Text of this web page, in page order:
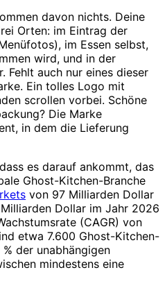
davon nichts. Deine
Orten: im Eintrag der
im Essen selbst,
wird, und in der
Fehlt auch nur eines dieser
Ein tolles Logo mit
scrollen vorbei. Schöne
Die Marke
in dem die Lieferung
es darauf ankommt, das
Ghost-Kitchen-Branche
von 97 Milliarden Dollar
Dollar im Jahr 2026
(CAGR) von
etwa 7.600 Ghost-Kitchen-
der unabhängigen
mindestens eine